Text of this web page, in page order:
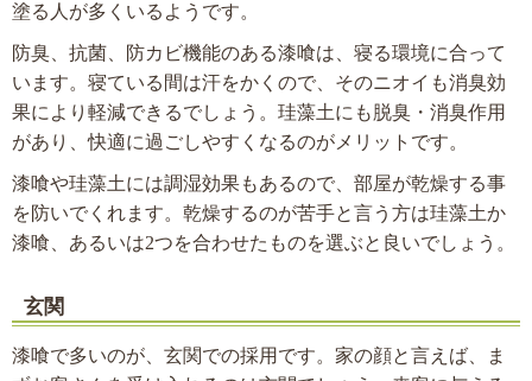
塗る人が多くいるようです。
防臭、抗菌、防カビ機能のある漆喰は、寝る環境に合って
います。寝ている間は汗をかくので、そのニオイも消臭効
果により軽減できるでしょう。珪藻土にも脱臭・消臭作用
があり、快適に過ごしやすくなるのがメリットです。
漆喰や珪藻土には調湿効果もあるので、部屋が乾燥する事
を防いでくれます。乾燥するのが苦手と言う方は珪藻土か
漆喰、あるいは2つを合わせたものを選ぶと良いでしょう。
玄関
漆喰で多いのが、玄関での採用です。家の顔と言えば、ま